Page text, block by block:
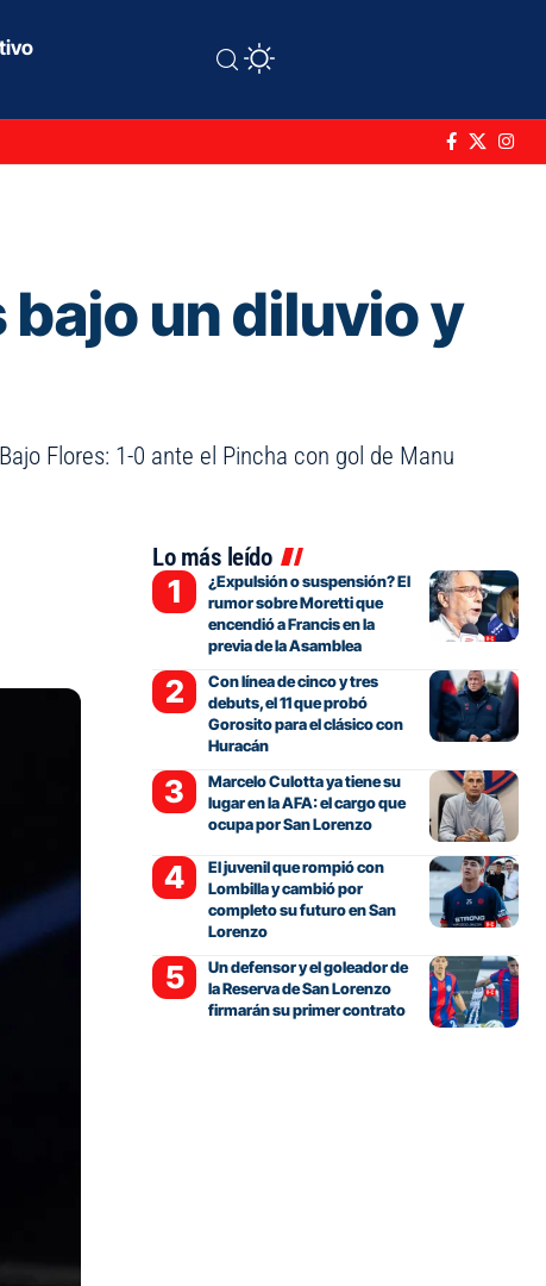
bajo un diluvio y
Flores: 1-0 ante el Pincha con gol de Manu
Lo más leído
¿Expulsión o suspensión? El
rumor sobre Moretti que
encendió a Francis en la
previa de la Asamblea
Con línea de cinco y tres
debuts, el 11 que probó
Gorosito para el clásico con
Huracán
Marcelo Culotta ya tiene su
lugar en la AFA: el cargo que
ocupa por San Lorenzo
El juvenil que rompió con
Lombilla y cambió por
completo su futuro en San
Lorenzo
Un defensor y el goleador de
la Reserva de San Lorenzo
firmarán su primer contrato